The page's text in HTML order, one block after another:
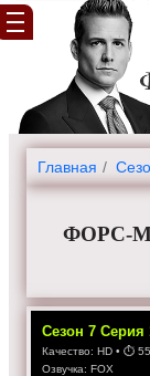
Главная
ФОРС-
Сезон 7 Серия
Качество: HD • ⏱
Озвучка: FOX